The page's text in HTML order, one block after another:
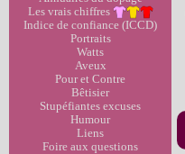
Les vrais chiffres
Indice de confiance (ICCD)
Portraits
Watts
Aveux
Pour et Contre
Bêtisier
Stupéfiantes excuses
Humour
Liens
Foire aux questions